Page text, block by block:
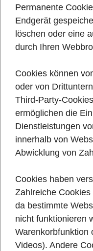
Permanente
Endgerät
löschen oder eine
durch Ihren
Cookies können
oder von
Third-Party-
ermöglichen die
Dienstleistungen
innerhalb von
Abwicklung von
Cookies haben
Zahlreiche
da bestimmte
nicht funktionieren
Warenkorbfunktion
Videos). Andere